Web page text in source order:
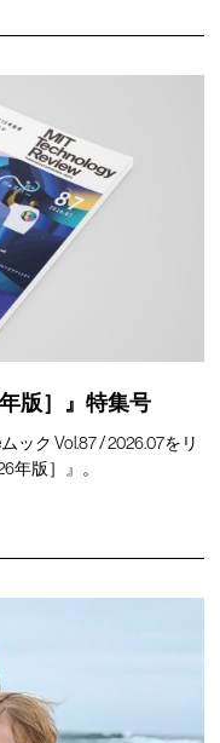
版］』特集号
ック Vol.87 / 2026.07をリ
年版］』。